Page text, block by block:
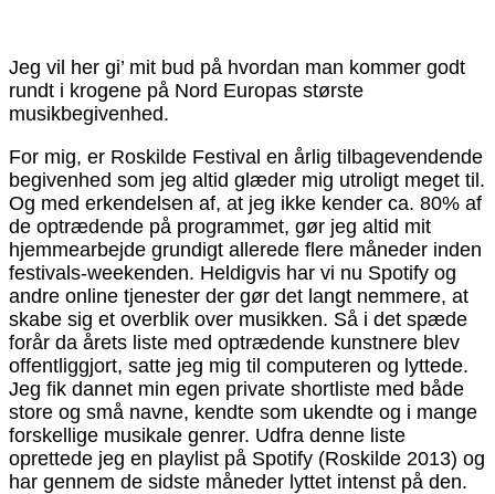
Jeg vil her gi’ mit bud på hvordan man kommer godt
rundt i krogene på Nord Europas største
musikbegivenhed.
For mig, er Roskilde Festival en årlig tilbagevendende
begivenhed som jeg altid glæder mig utroligt meget til.
Og med erkendelsen af, at jeg ikke kender ca. 80% af
de optrædende på programmet, gør jeg altid mit
hjemmearbejde grundigt allerede flere måneder inden
festivals-weekenden. Heldigvis har vi nu Spotify og
andre online tjenester der gør det langt nemmere, at
skabe sig et overblik over musikken. Så i det spæde
forår da årets liste med optrædende kunstnere blev
offentliggjort, satte jeg mig til computeren og lyttede.
Jeg fik dannet min egen private shortliste med både
store og små navne, kendte som ukendte og i mange
forskellige musikale genrer. Udfra denne liste
oprettede jeg en playlist på Spotify (Roskilde 2013) og
har gennem de sidste måneder lyttet intenst på den.